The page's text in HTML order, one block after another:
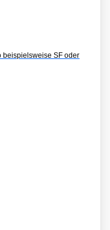
beispielsweise SF oder